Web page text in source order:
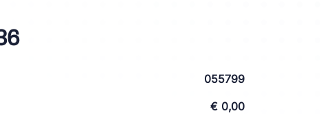
055799
€ 0,00